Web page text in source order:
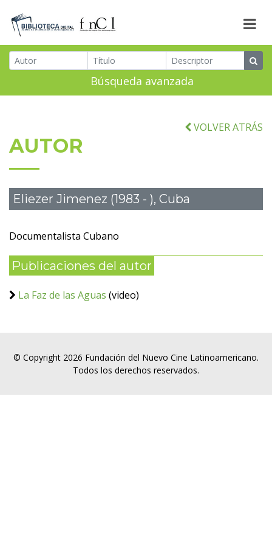
Búsqueda avanzada
VOLVER ATRÁS
AUTOR
Eliezer Jimenez (1983 - ), Cuba
Documentalista Cubano
Publicaciones del autor
La Faz de las Aguas (video)
© Copyright 2026 Fundación del Nuevo Cine Latinoamericano.
Todos los derechos reservados.